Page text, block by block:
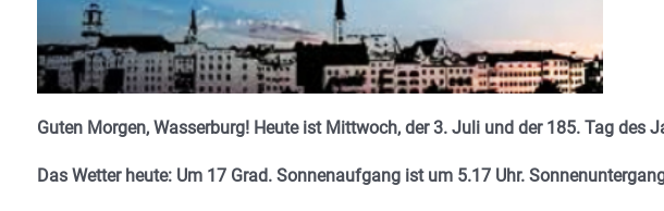
Guten Morgen, Wasserburg! Heute ist Mittwoch, der 3. Juli und der 185. Tag des
Das Wetter heute: Um 17 Grad. Sonnenaufgang ist um 5.17 Uhr.